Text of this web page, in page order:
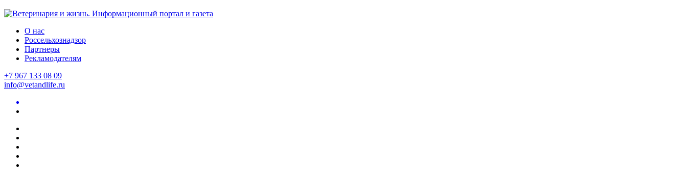
О нас
Россельхознадзор
Партнеры
Рекламодателям
+7 967 133 08 09
info@vetandlife.ru